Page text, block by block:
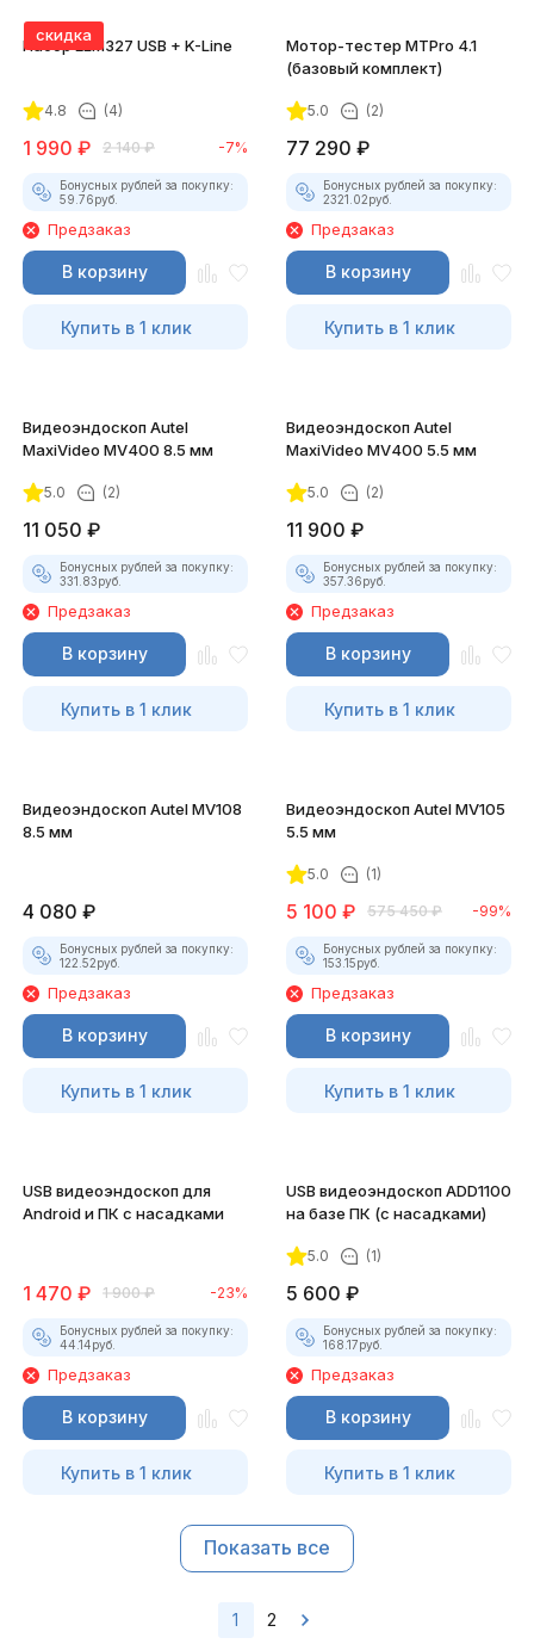
скидка
Набор ELM327 USB + K-Line
4.8 (4)
1 990 ₽ 2 140 ₽ -7%
Бонусных рублей за покупку:
59.76руб.
Предзаказ
В корзину
Купить в 1 клик
Мотор-тестер MTPro 4.1
(базовый комплект)
5.0 (2)
77 290 ₽
Бонусных рублей за покупку:
2321.02руб.
Предзаказ
В корзину
Купить в 1 клик
Видеоэндоскоп Autel
MaxiVideo MV400 8.5 мм
5.0 (2)
11 050 ₽
Бонусных рублей за покупку:
331.83руб.
Предзаказ
В корзину
Купить в 1 клик
Видеоэндоскоп Autel
MaxiVideo MV400 5.5 мм
5.0 (2)
11 900 ₽
Бонусных рублей за покупку:
357.36руб.
Предзаказ
В корзину
Купить в 1 клик
Видеоэндоскоп Autel MV108
8.5 мм
4 080 ₽
Бонусных рублей за покупку:
122.52руб.
Предзаказ
В корзину
Купить в 1 клик
Видеоэндоскоп Autel MV105
5.5 мм
5.0 (1)
5 100 ₽ 575 450 ₽ -99%
Бонусных рублей за покупку:
153.15руб.
Предзаказ
В корзину
Купить в 1 клик
USB видеоэндоскоп для
Android и ПК с насадками
1 470 ₽ 1 900 ₽ -23%
Бонусных рублей за покупку:
44.14руб.
Предзаказ
В корзину
Купить в 1 клик
USB видеоэндоскоп ADD1100
на базе ПК (с насадками)
5.0 (1)
5 600 ₽
Бонусных рублей за покупку:
168.17руб.
Предзаказ
В корзину
Купить в 1 клик
Показать все
1 2